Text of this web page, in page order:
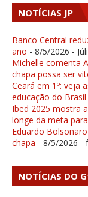
NOTÍCIAS JP
Banco Central
ano - 8/5/2026 -
Michelle comenta
chapa possa ser
Ceará em 1º: veja
educação do
Ibed 2025 mostra
longe da meta
Eduardo Bolsonaro
chapa - 8/5/2026 -
NOTÍCIAS DO